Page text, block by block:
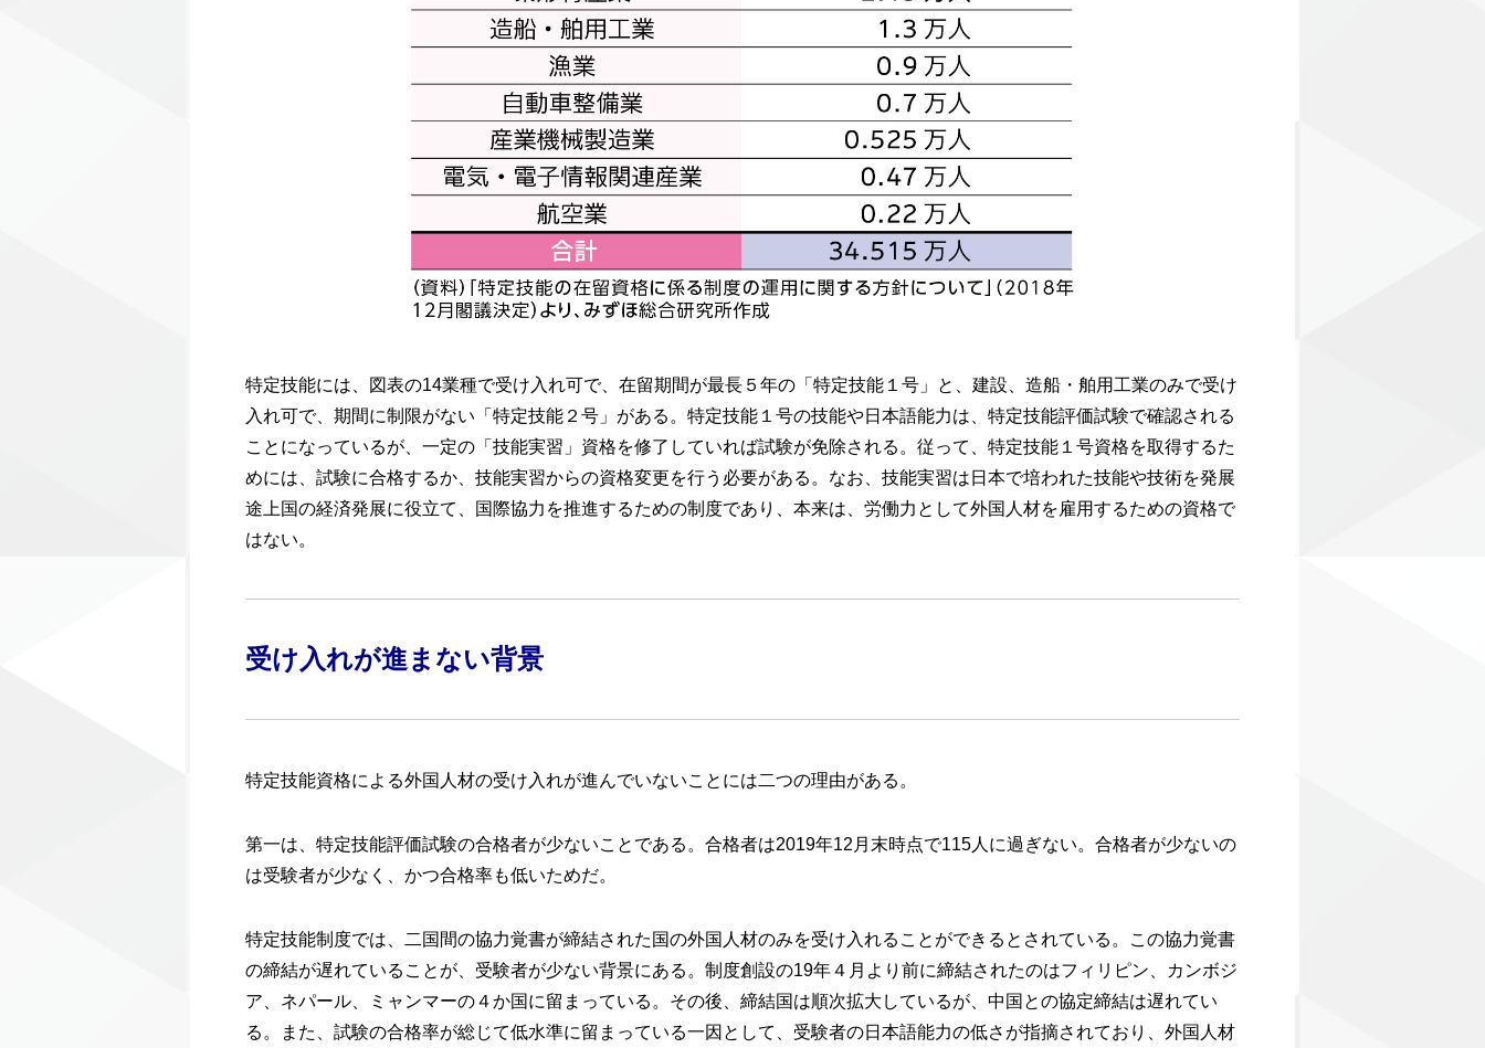
特定技能には、図表の14業種で受け入れ可で、在留期間が最長５年の「特定技能１号」と、建設、造船・舶用工業のみで受け
入れ可で、期間に制限がない「特定技能２号」がある。特定技能１号の技能や日本語能力は、特定技能評価試験で確認される
ことになっているが、一定の「技能実習」資格を修了していれば試験が免除される。従って、特定技能１号資格を取得するた
めには、試験に合格するか、技能実習からの資格変更を行う必要がある。なお、技能実習は日本で培われた技能や技術を発展
途上国の経済発展に役立て、国際協力を推進するための制度であり、本来は、労働力として外国人材を雇用するための資格で
はない。
受け入れが進まない背景
特定技能資格による外国人材の受け入れが進んでいないことには二つの理由がある。
第一は、特定技能評価試験の合格者が少ないことである。合格者は2019年12月末時点で115人に過ぎない。合格者が少ないの
は受験者が少なく、かつ合格率も低いためだ。
特定技能制度では、二国間の協力覚書が締結された国の外国人材のみを受け入れることができるとされている。この協力覚書
の締結が遅れていることが、受験者が少ない背景にある。制度創設の19年４月より前に締結されたのはフィリピン、カンボジ
ア、ネパール、ミャンマーの４か国に留まっている。その後、締結国は順次拡大しているが、中国との協定締結は遅れてい
る。また、試験の合格率が総じて低水準に留まっている一因として、受験者の日本語能力の低さが指摘されており、外国人材